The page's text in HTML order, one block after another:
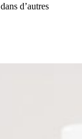
d’autres